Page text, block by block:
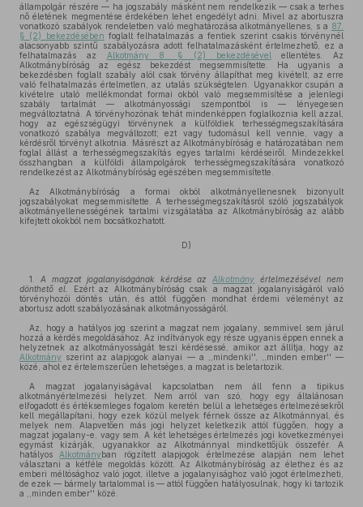
állampolgár részére — ha jogszabály másként nem rendelkezik — csak a terhes
nő életének megmentése érdekében lehet engedélyt adni. Mivel az abortuszra
vonatkozó szabályok rendeletben való meghatározása alkotmányellenes, s a 87.
§ (2) bekezdésében foglalt felhatalmazás a fentiek szerint csakis törvénynél
alacsonyabb szintű szabályozásra adott felhatalmazásként értelmezhető, ez a
felhatalmazás az
Alkotmány 8. § (2) bekezdésével ellentétes. Az
Alkotmánybíróság az egész bekezdést megsemmisítette. Ha ugyanis a
bekezdésben foglalt szabály alól csak törvény állapíthat meg kivételt, az erre
való felhatalmazás értelmetlen, az utalás szükségtelen. Ugyanakkor csupán a
kivételre utaló mellékmondat formai okból való megsemmisítése a jelenlegi
szabály tartalmát — alkotmányossági szempontból is — lényegesen
megváltoztatná. A törvényhozónak tehát mindenképpen foglalkoznia kell azzal,
hogy az egészségügyi törvénynek a külföldiek terhességmegszakítására
vonatkozó szabálya megváltozott; ezt vagy tudomásul kell vennie, vagy a
kérdésről törvényt alkotnia. Másrészt az Alkotmánybíróság e határozatában nem
foglal állást a terhességmegszakítás egyes tartalmi kérdéseiről. Mindezekkel
összhangban a külföldi állampolgárok terhességmegszakítására vonatkozó
rendelkezést az Alkotmánybíróság egészében megsemmisítette.
Az Alkotmánybíróság a formai okból alkotmányellenesnek bizonyult
jogszabályokat megsemmisítette. A terhességmegszakításról szóló jogszabályok
alkotmányellenességének tartalmi vizsgálatába az Alkotmánybíróság az alább
kifejtett okokból nem bocsátkozhatott.
D)
1. A magzat jogalanyiságának kérdése azAlkotmány értelmezésével nem
dönthető el.
Ezért az Alkotmánybíróság csak a magzat jogalanyiságáról való
törvényhozói döntés után, és attól függően mondhat érdemi véleményt az
abortusz adott szabályozásának alkotmányosságáról.
Az, hogy a hatályos jog szerint a magzat nem jogalany, semmivel sem járul
hozzá a kérdés megoldásához. Az indítványok egy része ugyanis éppen ennek a
helyzetnek az alkotmányosságát teszi kérdésessé, amikor azt állítja, hogy az
Alkotmány szerint az alapjogok alanyai — a ,,mindenki'', ,,minden ember'' —
közé, ahol ez értelemszerűen lehetséges, a magzat is beletartozik.
A magzat jogalanyiságával kapcsolatban nem áll fenn a tipikus
alkotmányértelmezési helyzet. Nem arról van szó, hogy egy általánosan
elfogadott és értéksemleges fogalom keretén belül a lehetséges értelmezésekről
kell megállapítani, hogy ezek közül melyek férnek össze az Alkotmánnyal, és
melyek nem. Alapvetően más jogi helyzet keletkezik attól függően, hogy a
magzat jogalany-e, vagy sem. A két lehetséges értelmezés jogi következményei
egymást kizárják, ugyanakkor az Alkotmánnyal mindkettőjük összefér. A
hatályos Alkotmányban rögzített alapjogok értelmezése alapján nem lehet
választani a kétféle megoldás között. Az Alkotmánybíróság az élethez és az
emberi méltósághoz való jogot, illetve a jogalanyisághoz való jogot értelmezheti,
de ezek — bármely tartalommal is — attól függően hatályosulnak, hogy ki tartozik
a ,,minden ember'' közé.